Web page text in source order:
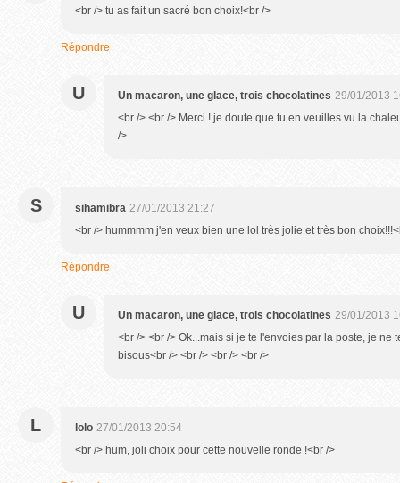
<br /> tu as fait un sacré bon choix!<br />
Répondre
U Un macaron, une glace, trois chocolatines 29/01/2013
<br /> <br /> Merci ! je doute que tu en veuilles vu la
/>
S sihamibra 27/01/2013 21:27
<br /> hummmm j'en veux bien une lol très jolie et très bon
Répondre
U Un macaron, une glace, trois chocolatines 29/01/2013
<br /> <br /> Ok...mais si je te l'envoies par la poste, je ne
bisous<br /> <br /> <br /> <br />
L lolo 27/01/2013 20:54
<br /> hum, joli choix pour cette nouvelle ronde !<br />